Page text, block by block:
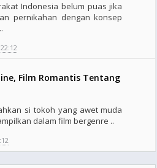
Indonesia belum puas jika
pernikahan dengan konsep
Film Romantis Tentang
si tokoh yang awet muda
dalam film bergenre ..